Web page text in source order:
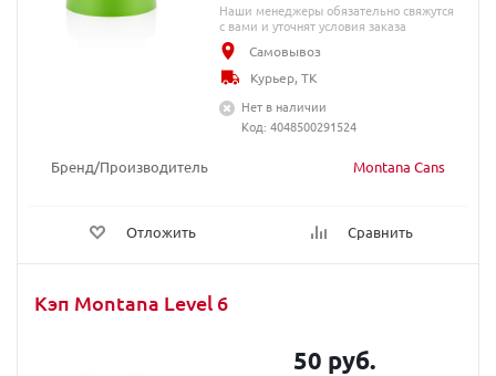
Бренд/Производитель Montana Cans
Отложить Сравнить
Наши менеджеры обязательно свяжутся
с вами и уточнят условия заказа
Самовывоз
Курьер, ТК
Нет в наличии
Код: 4048500291524
Кэп Montana Level 6
50 руб.